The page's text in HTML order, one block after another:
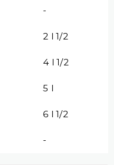
-
2 l 1/2
4 l 1/2
5 l
6 l 1/2
-